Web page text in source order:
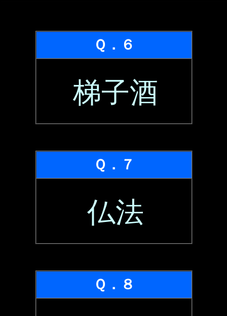
Ｑ．６
梯子酒
Ｑ．７
仏法
Ｑ．８